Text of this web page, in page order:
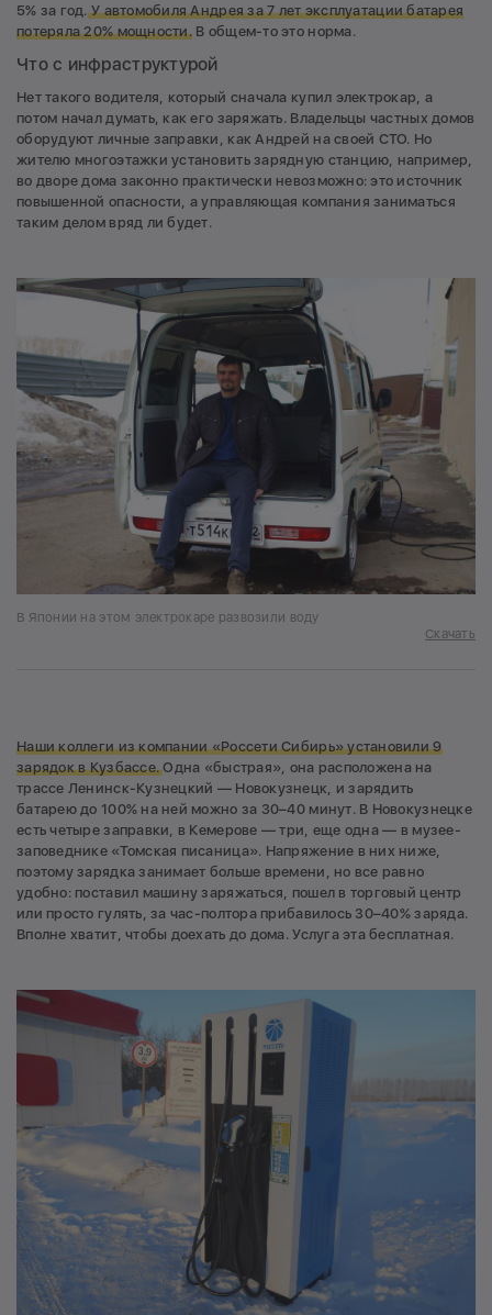
5% за год.У автомобиля Андрея за 7 лет эксплуатации батарея
потеряла 20% мощности.В общем-то это норма.
Что с инфраструктурой
Нет такого водителя, который сначала купил электрокар, а
потом начал думать, как его заряжать. Владельцы частных домов
оборудуют личные заправки, как Андрей на своей СТО. Но
жителю многоэтажки установить зарядную станцию, например,
во дворе дома законно практически невозможно: это источник
повышенной опасности, а управляющая компания заниматься
таким делом вряд ли будет.
В Японии на этом электрокаре развозили воду
Скачать
Наши коллеги из компании «Россети Сибирь» установили 9
зарядок в Кузбассе.Одна «быстрая», она расположена на
трассе Ленинск-Кузнецкий — Новокузнецк, и зарядить
батарею до 100% на ней можно за 30–40 минут. В Новокузнецке
есть четыре заправки, в Кемерове — три, еще одна — в музее-
заповеднике «Томская писаница». Напряжение в них ниже,
поэтому зарядка занимает больше времени, но все равно
удобно: поставил машину заряжаться, пошел в торговый центр
или просто гулять, за час-полтора прибавилось 30–40% заряда.
Вполне хватит, чтобы доехать до дома. Услуга эта бесплатная.